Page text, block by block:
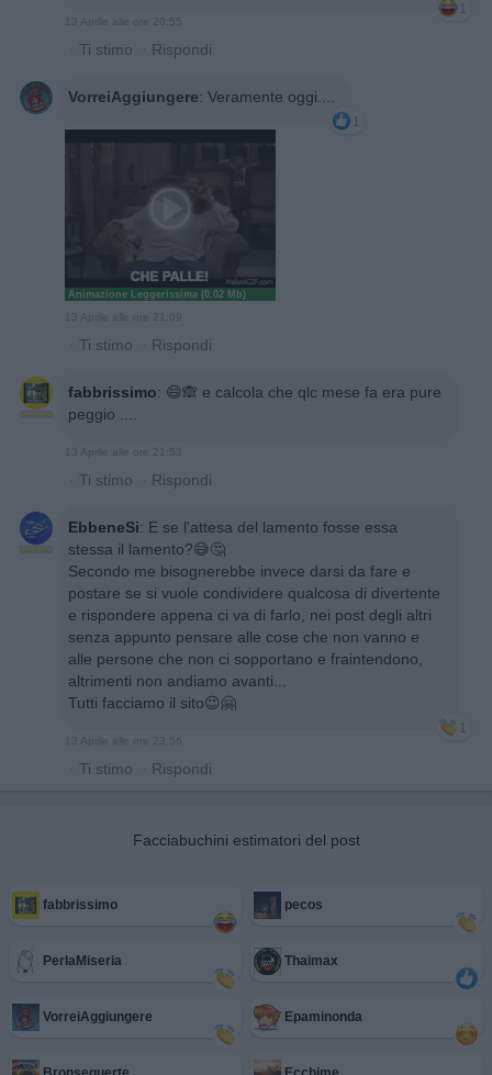
1
13 Aprile alle ore 20:55
· Ti stimo · Rispondi
VorreiAggiungere: Veramente oggi....
1
Animazione Leggerissima (0.02 Mb)
13 Aprile alle ore 21:09
· Ti stimo · Rispondi
fabbrissimo: 😄🙈 e calcola che qlc mese fa era pure
peggio ....
13 Aprile alle ore 21:53
· Ti stimo · Rispondi
EbbeneSi: E se l'attesa del lamento fosse essa
stessa il lamento?😅🤔
Secondo me bisognerebbe invece darsi da fare e
postare se si vuole condividere qualcosa di divertente
e rispondere appena ci va di farlo, nei post degli altri
senza appunto pensare alle cose che non vanno e
alle persone che non ci sopportano e fraintendono,
altrimenti non andiamo avanti...
Tutti facciamo il sito😉🤗
1
13 Aprile alle ore 23:56
· Ti stimo · Rispondi
Facciabuchini estimatori del post
fabbrissimo pecos
PerlaMiseria Thaimax
VorreiAggiungere Epaminonda